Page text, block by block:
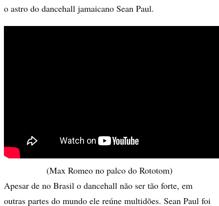
o astro do dancehall jamaicano Sean Paul.
(Max Romeo no palco do Rototom)
Apesar de no Brasil o dancehall não ser tão forte, em
outras partes do mundo ele reúne multidões. Sean Paul foi